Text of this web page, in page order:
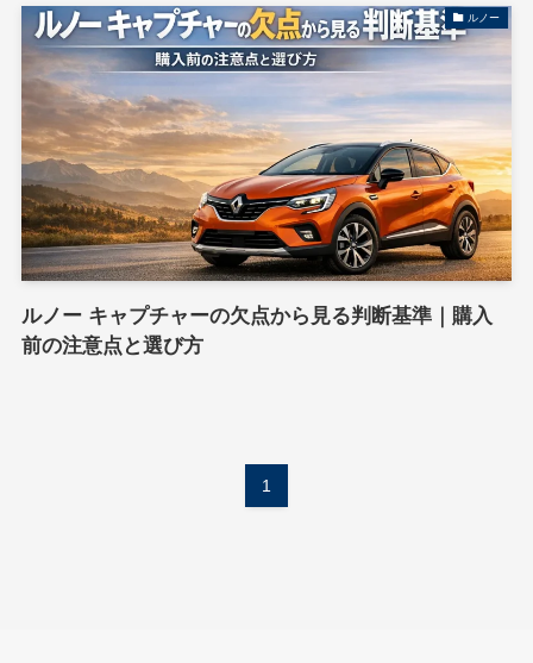
ルノー
ルノー キャプチャーの欠点から見る判断基準｜購入
前の注意点と選び方
1